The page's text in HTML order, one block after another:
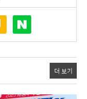
더 보기